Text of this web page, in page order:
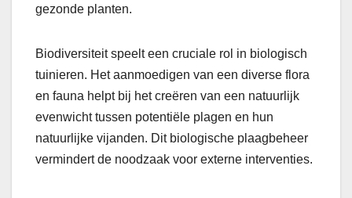
gezonde planten.
Biodiversiteit speelt een cruciale rol in biologisch
tuinieren. Het aanmoedigen van een diverse flora
en fauna helpt bij het creëren van een natuurlijk
evenwicht tussen potentiële plagen en hun
natuurlijke vijanden. Dit biologische plaagbeheer
vermindert de noodzaak voor externe interventies.